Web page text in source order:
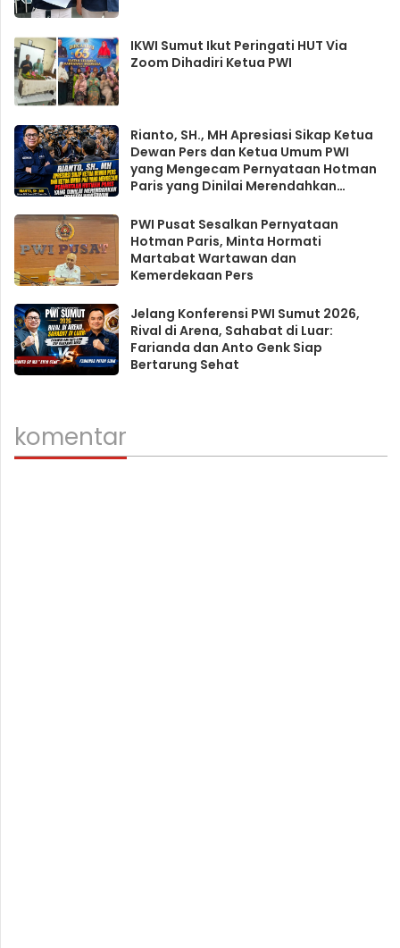
IKWI Sumut Ikut Peringati HUT Via
Zoom Dihadiri Ketua PWI
Rianto, SH., MH Apresiasi Sikap Ketua
Dewan Pers dan Ketua Umum PWI
yang Mengecam Pernyataan Hotman
Paris yang Dinilai Merendahkan
PWI Pusat Sesalkan Pernyataan
Hotman Paris, Minta Hormati
Martabat Wartawan dan
Kemerdekaan Pers
Jelang Konferensi PWI Sumut 2026,
Rival di Arena, Sahabat di Luar:
Farianda dan Anto Genk Siap
Bertarung Sehat
komentar